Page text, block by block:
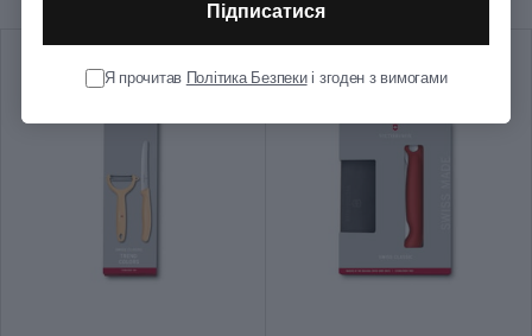
Довжина леза (см)
Тип випуску товару
Країна збірки
Підписатися
Я прочитав Політика Безпекиі згоден з вимогами